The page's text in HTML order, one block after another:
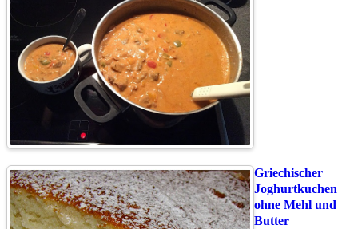
Griechischer
Joghurtkuchen
ohne Mehl und
Butter